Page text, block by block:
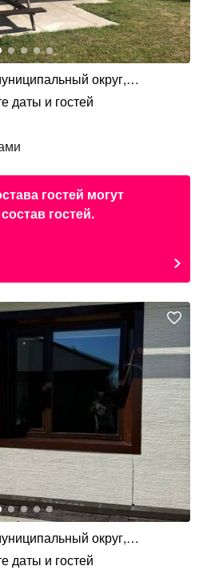
округ,
д. Ляча, ул. Новая Ляча, 16
даты и гостей
гостей могут
гостей.
округ,
д. Ляча, ул. Новая Ляча, 16
даты и гостей